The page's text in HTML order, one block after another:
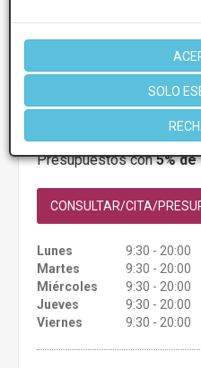
SOLO
PRIMERA CONSULTA
MEDIDA
Presupuestos con5%
CONSULTAR/CITA/
Lunes
9:30 - 20:00
Martes
9:30 - 20:00
Miércoles
9:30 - 20:00
Jueves
9:30 - 20:00
Viernes
9:30 - 20:00